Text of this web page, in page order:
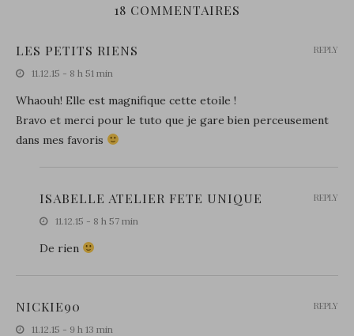
18 COMMENTAIRES
LES PETITS RIENS
11.12.15 - 8 h 51 min
Whaouh! Elle est magnifique cette etoile !
Bravo et merci pour le tuto que je gare bien perceusement
dans mes favoris
REPLY
ISABELLE ATELIER FETE UNIQUE
11.12.15 - 8 h 57 min
De rien
REPLY
NICKIE90
11.12.15 - 9 h 13 min
REPLY